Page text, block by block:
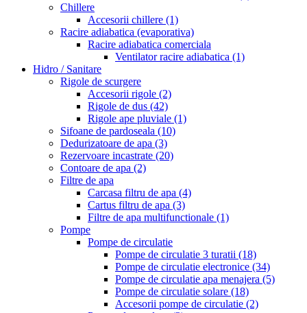
Chillere
Accesorii chillere (1)
Racire adiabatica (evaporativa)
Racire adiabatica comerciala
Ventilator racire adiabatica (1)
Hidro / Sanitare
Rigole de scurgere
Accesorii rigole (2)
Rigole de dus (42)
Rigole ape pluviale (1)
Sifoane de pardoseala (10)
Dedurizatoare de apa (3)
Rezervoare incastrate (20)
Contoare de apa (2)
Filtre de apa
Carcasa filtru de apa (4)
Cartus filtru de apa (3)
Filtre de apa multifunctionale (1)
Pompe
Pompe de circulatie
Pompe de circulatie 3 turatii (18)
Pompe de circulatie electronice (34)
Pompe de circulatie apa menajera (5)
Pompe de circulatie solare (18)
Accesorii pompe de circulatie (2)